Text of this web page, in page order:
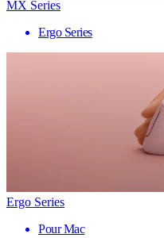
MX Series
Ergo Series
Ergo Series
Pour Mac